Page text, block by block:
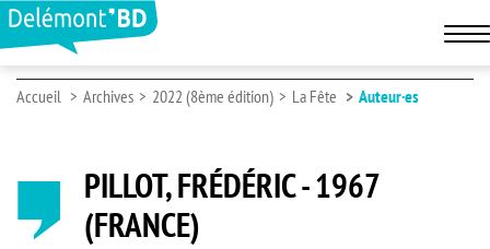
Accueil Archives 2022 (8ème édition) La Fête Auteur·es
PILLOT, FRÉDÉRIC - 1967
(FRANCE)